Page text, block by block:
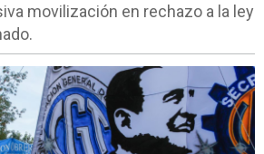
movilización en rechazo a la ley